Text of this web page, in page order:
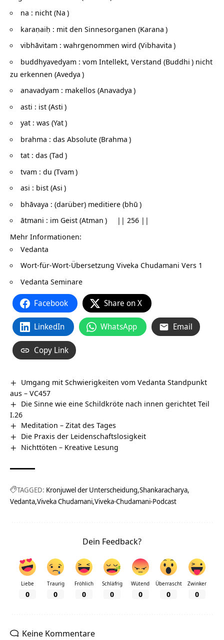
na : nicht (Na )
karaṇaiḥ : mit den Sinnesorganen (Karana )
vibhāvitam : wahrgenommen wird (Vibhavita )
buddhyavedyam : vom Intellekt, Verstand (Buddhi ) nicht
zu erkennen (Avedya )
anavadyam : makellos (Anavadya )
asti : ist (Asti )
yat : was (Yat)
brahma : das Absolute (Brahma )
tat : das (Tad )
tvam : du (Tvam )
asi : bist (Asi )
bhāvaya : (darüber) meditiere (bhū )
ātmani : im Geist (Atman ) || 256 ||
Mehr Informationen:
Vedanta
Wort-für-Wort-Übersetzung Viveka Chudamani Vers 1
Vedanta Seminare
Facebook Share on X
LinkedIn WhatsApp Email
Copy Link
Umgang mit Schwierigkeiten vom Vedanta Standpunkt
aus – VC457
Die Sinne wie eine Schildkröte nach innen gerichtet Teil
I.26
Meditation – Zitat des Tages
Die Praxis der Leidenschaftslosigkeit
Nichttöten – Kreative Lesung
TAGGED: Kronjuwel der Unterscheidung Shankaracharya
Vedanta Viveka Chudamani Viveka-Chudamani-Podcast
Dein Feedback?
Liebe
0
Traurig
0
Fröhlich
0
Schläfrig
0
Wütend
0
Überrascht
0
Zwinker
0
Keine Kommentare